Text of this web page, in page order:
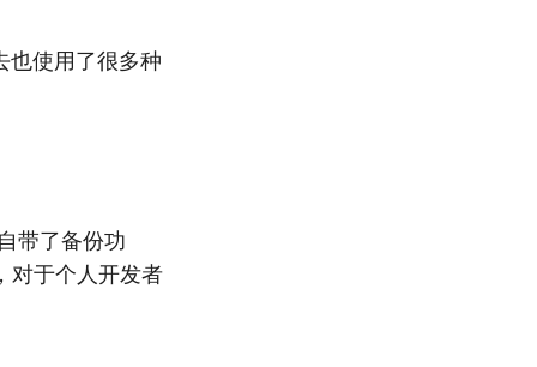
也使用了很多种
带了备份功
对于个人开发者